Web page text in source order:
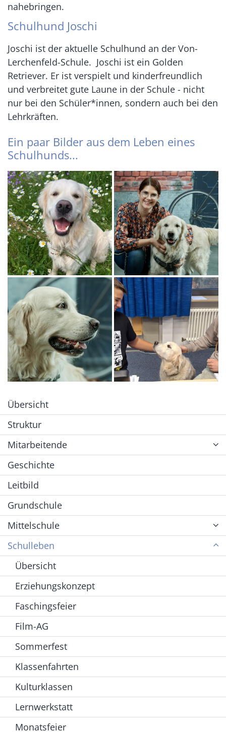
nahebringen.
Schulhund Joschi
Joschi ist der aktuelle Schulhund an der Von-
Lerchenfeld-Schule. Joschi ist ein Golden
Retriever. Er ist verspielt und kinderfreundlich
und verbreitet gute Laune in der Schule - nicht
nur bei den Schüler*innen, sondern auch bei den
Lehrkräften.
Ein paar Bilder aus dem Leben eines
Schulhunds...
Übersicht
Struktur
Mitarbeitende
Geschichte
Leitbild
Grundschule
Mittelschule
Schulleben
Übersicht
Erziehungskonzept
Faschingsfeier
Film-AG
Sommerfest
Klassenfahrten
Kulturklassen
Lernwerkstatt
Monatsfeier